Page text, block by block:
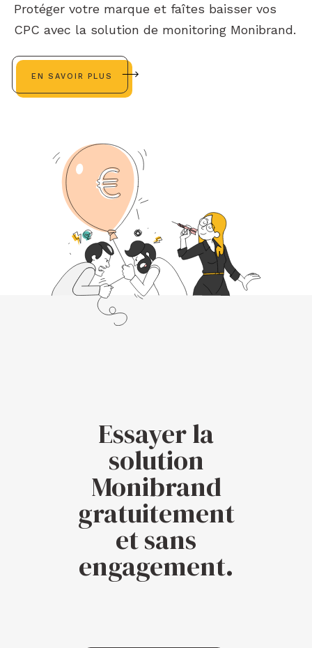
Protéger votre marque et faîtes baisser vos
CPC avec la solution de monitoring Monibrand.
EN SAVOIR PLUS
Essayer la
solution
Monibrand
gratuitement
et sans
engagement.